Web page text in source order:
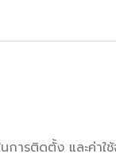
ารติดตั้ง และค่าใช้